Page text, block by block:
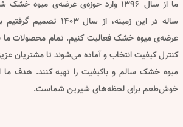
ما از سال ۱۳۹۶ وارد حوزه‌ی عرضه‌ی
ساله در این زمینه، از
عرضه‌ی میوه خشک فعالیت کنیم. تمام محصولات ما
کنترل کیفیت انتخاب و آماده می‌شوند تا مشتریان عزیز
میوه خشک سالم و باکیفیت را تهیه کنند. هدف ما
خوش‌طعم برای لحظه‌های شیرین شماست.